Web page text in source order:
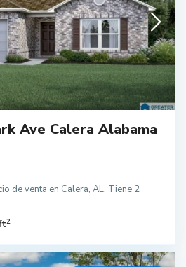
Ave Calera Alabama
de venta en Calera, AL. Tiene 2
2